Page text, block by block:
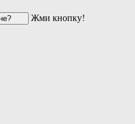
Жми кнопку!